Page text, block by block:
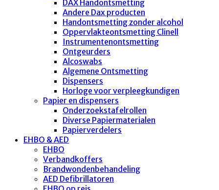
DAX Handontsmetting
Andere Dax producten
Handontsmetting zonder alcohol
Oppervlakteontsmetting Clinell
Instrumentenontsmetting
Ontgeurders
Alcoswabs
Algemene Ontsmetting
Dispensers
Horloge voor verpleegkundigen
Papier en dispensers
Onderzoekstafelrollen
Diverse Papiermaterialen
Papierverdelers
EHBO & AED
EHBO
Verbandkoffers
Brandwondenbehandeling
AED Defibrillatoren